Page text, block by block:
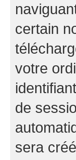
certain
votre
de
sera